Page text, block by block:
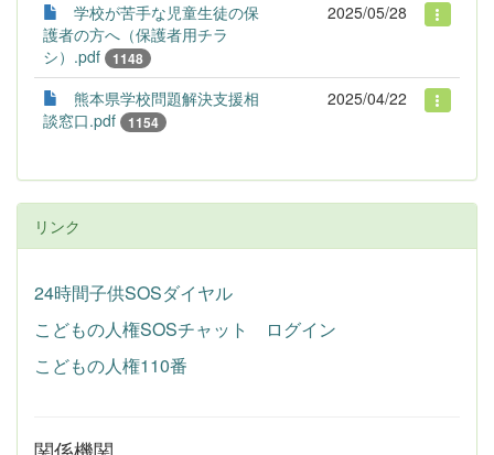
学校が苦手な児童生徒の保
護者の方へ（保護者用チラ
シ）.pdf
1148
2025/05/28
熊本県学校問題解決支援相
談窓口.pdf
1154
2025/04/22
リンク
24時間子供SOSダイヤル
こどもの人権SOSチャット ログイン
こどもの人権110番